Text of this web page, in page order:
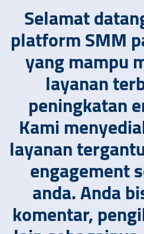
Selamat
platform SMM
yang mampu
layanan
peningkatan
Kami
layanan
engagement
anda. Anda
komentar,